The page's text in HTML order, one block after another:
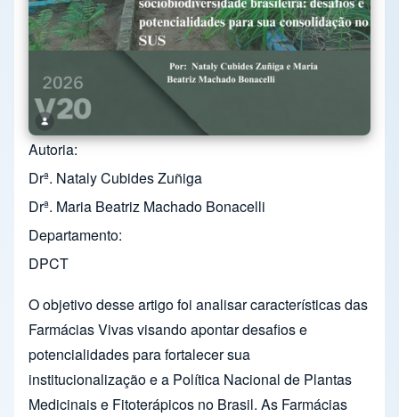
Autoria
Drª. Nataly Cubides Zuñiga
Drª. Maria Beatriz Machado Bonacelli
Departamento
DPCT
O objetivo desse artigo foi analisar características das
Farmácias Vivas visando apontar desafios e
potencialidades para fortalecer sua
institucionalização e a Política Nacional de Plantas
Medicinais e Fitoterápicos no Brasil. As Farmácias